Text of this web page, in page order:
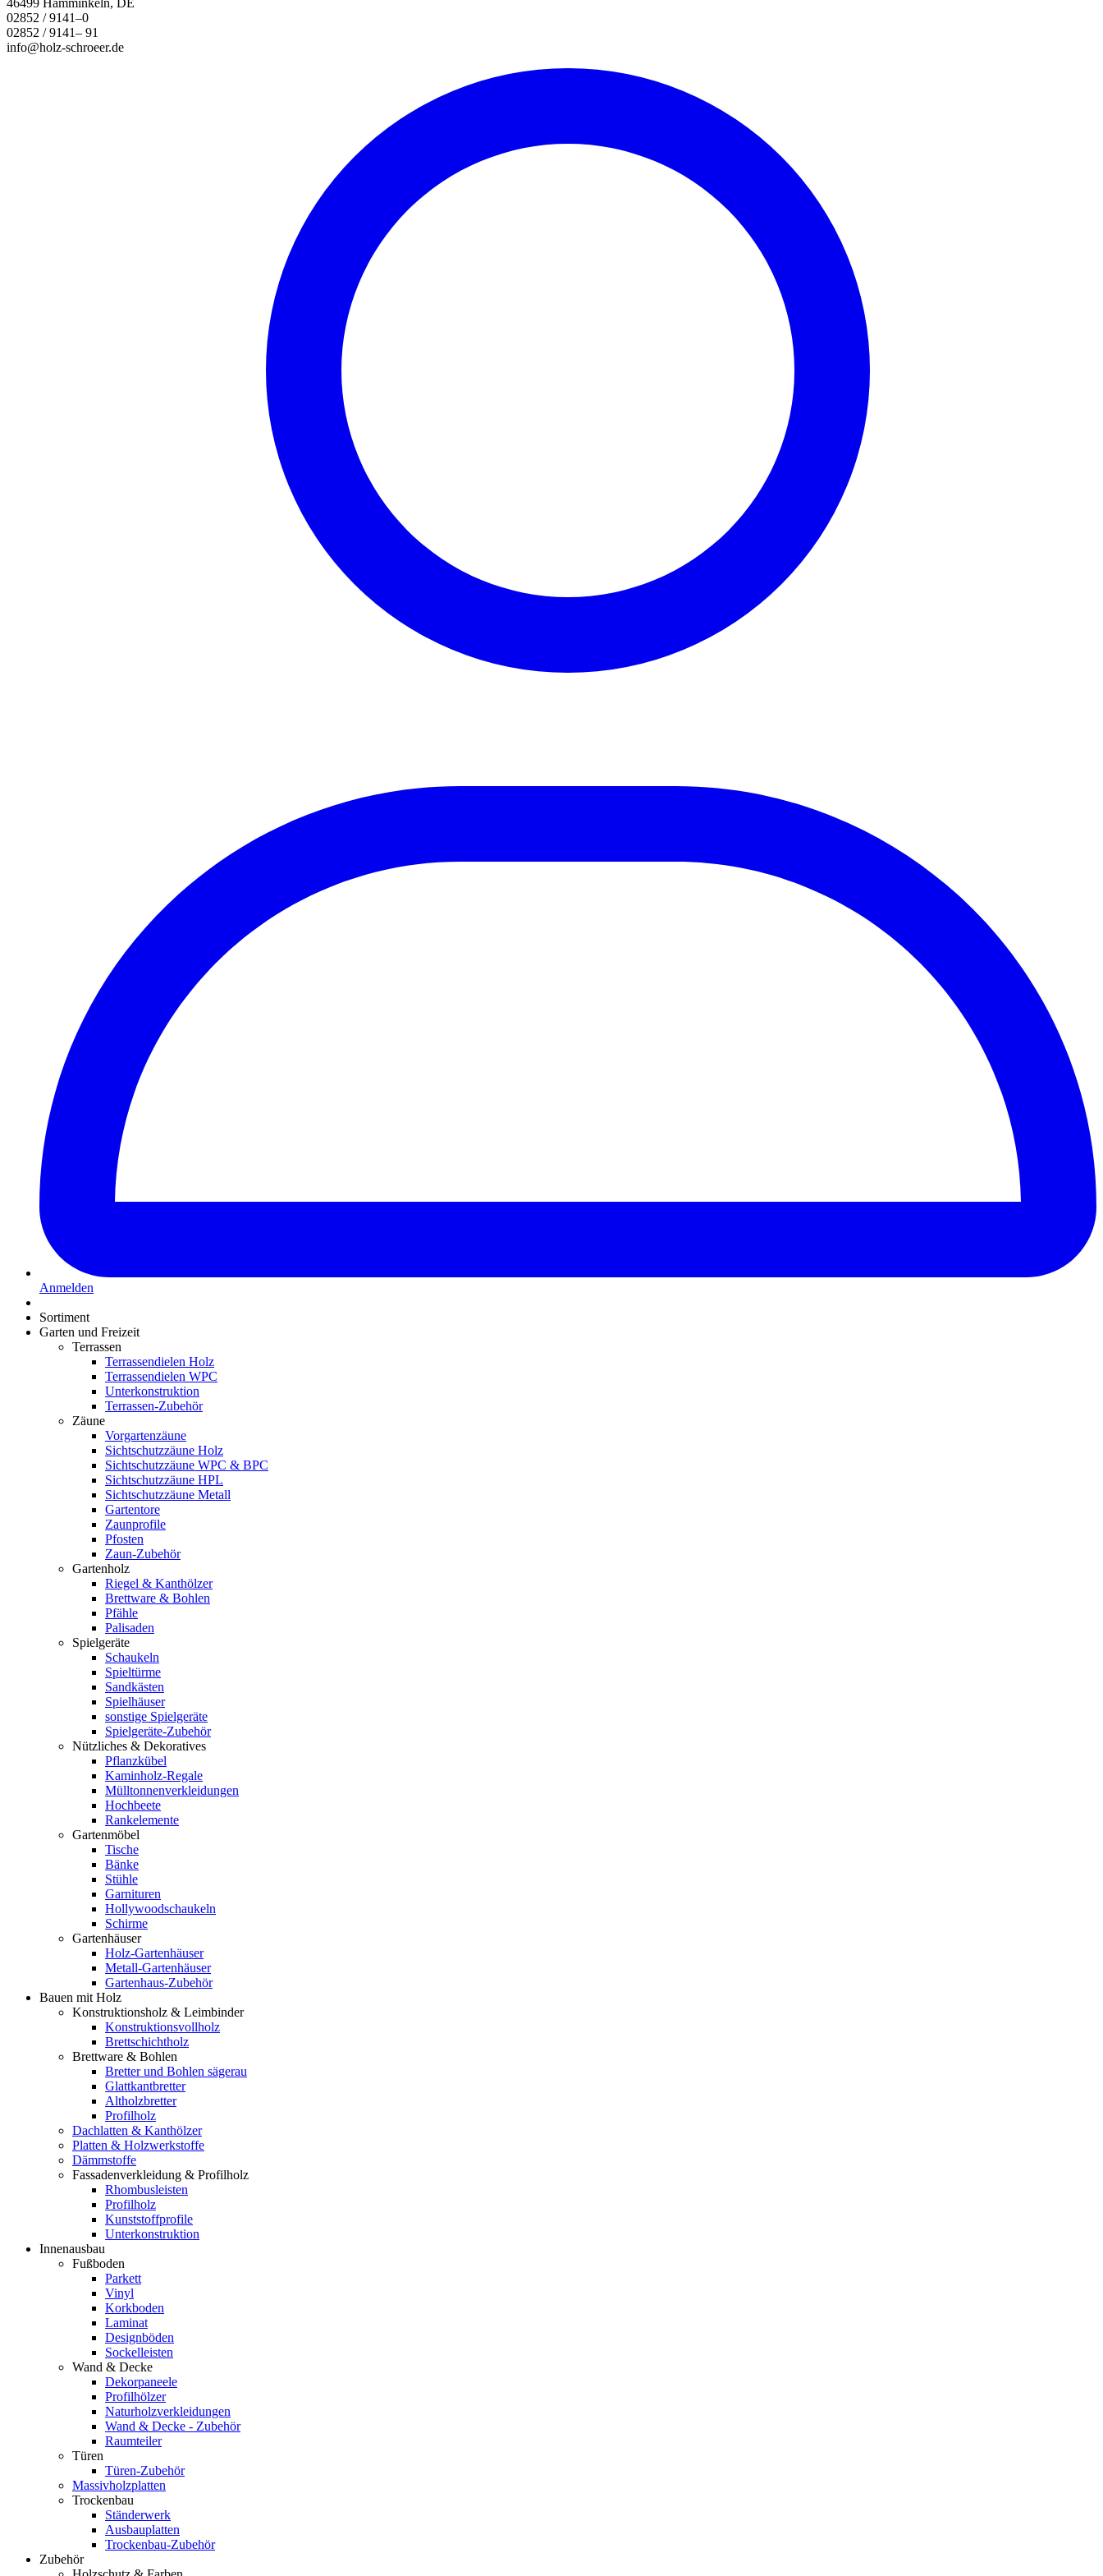
02852 / 9141–0
02852 / 9141– 91
info@holz-schroeer.de
Anmelden
Sortiment
Garten und Freizeit
Terrassen
Terrassendielen Holz
Terrassendielen WPC
Unterkonstruktion
Terrassen-Zubehör
Zäune
Vorgartenzäune
Sichtschutzzäune Holz
Sichtschutzzäune WPC & BPC
Sichtschutzzäune HPL
Sichtschutzzäune Metall
Gartentore
Zaunprofile
Pfosten
Zaun-Zubehör
Gartenholz
Riegel & Kanthölzer
Brettware & Bohlen
Pfähle
Palisaden
Spielgeräte
Schaukeln
Spieltürme
Sandkästen
Spielhäuser
sonstige Spielgeräte
Spielgeräte-Zubehör
Nützliches & Dekoratives
Pflanzkübel
Kaminholz-Regale
Mülltonnenverkleidungen
Hochbeete
Rankelemente
Gartenmöbel
Tische
Bänke
Stühle
Garnituren
Hollywoodschaukeln
Schirme
Gartenhäuser
Holz-Gartenhäuser
Metall-Gartenhäuser
Gartenhaus-Zubehör
Bauen mit Holz
Konstruktionsholz & Leimbinder
Konstruktionsvollholz
Brettschichtholz
Brettware & Bohlen
Bretter und Bohlen sägerau
Glattkantbretter
Altholzbretter
Profilholz
Dachlatten & Kanthölzer
Platten & Holzwerkstoffe
Dämmstoffe
Fassadenverkleidung & Profilholz
Rhombusleisten
Profilholz
Kunststoffprofile
Unterkonstruktion
Innenausbau
Fußboden
Parkett
Vinyl
Korkboden
Laminat
Designböden
Sockelleisten
Wand & Decke
Dekorpaneele
Profilhölzer
Naturholzverkleidungen
Wand & Decke - Zubehör
Raumteiler
Türen
Türen-Zubehör
Massivholzplatten
Trockenbau
Ständerwerk
Ausbauplatten
Trockenbau-Zubehör
Zubehör